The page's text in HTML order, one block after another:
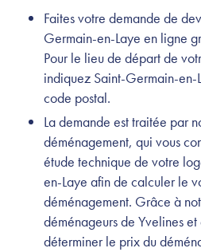
Faites votre demande de
Germain-en-Laye en ligne
Pour le lieu de départ de
indiquez Saint-Germain-
code postal.
La demande est traitée par
déménagement, qui vous
étude technique de votre
en-Laye afin de calculer le
déménagement. Grâce à
déménageurs de Yvelines
déterminer le prix du